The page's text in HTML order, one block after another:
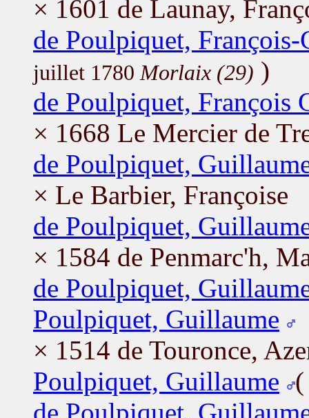
× 1601 de Launay,
de Poulpiquet, François-
juillet 1780 Morlaix (29) )
de Poulpiquet, François
× 1668 Le Mercier de
de Poulpiquet,
× Le Barbier, Françoise
de Poulpiquet,
× 1584 de Penmarc'h,
de Poulpiquet,
Poulpiquet, Guillaume
× 1514 de Touronce,
Poulpiquet, Guillaume
de Poulpiquet,